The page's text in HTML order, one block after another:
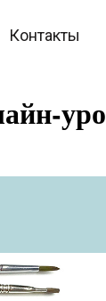
Контакты